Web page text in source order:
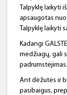
Talpyklę laikyti
apsaugotas
Talpyklę laikyti
Kadangi
medžiagų, gali
Ant dėžutės ir
pasibaigus,